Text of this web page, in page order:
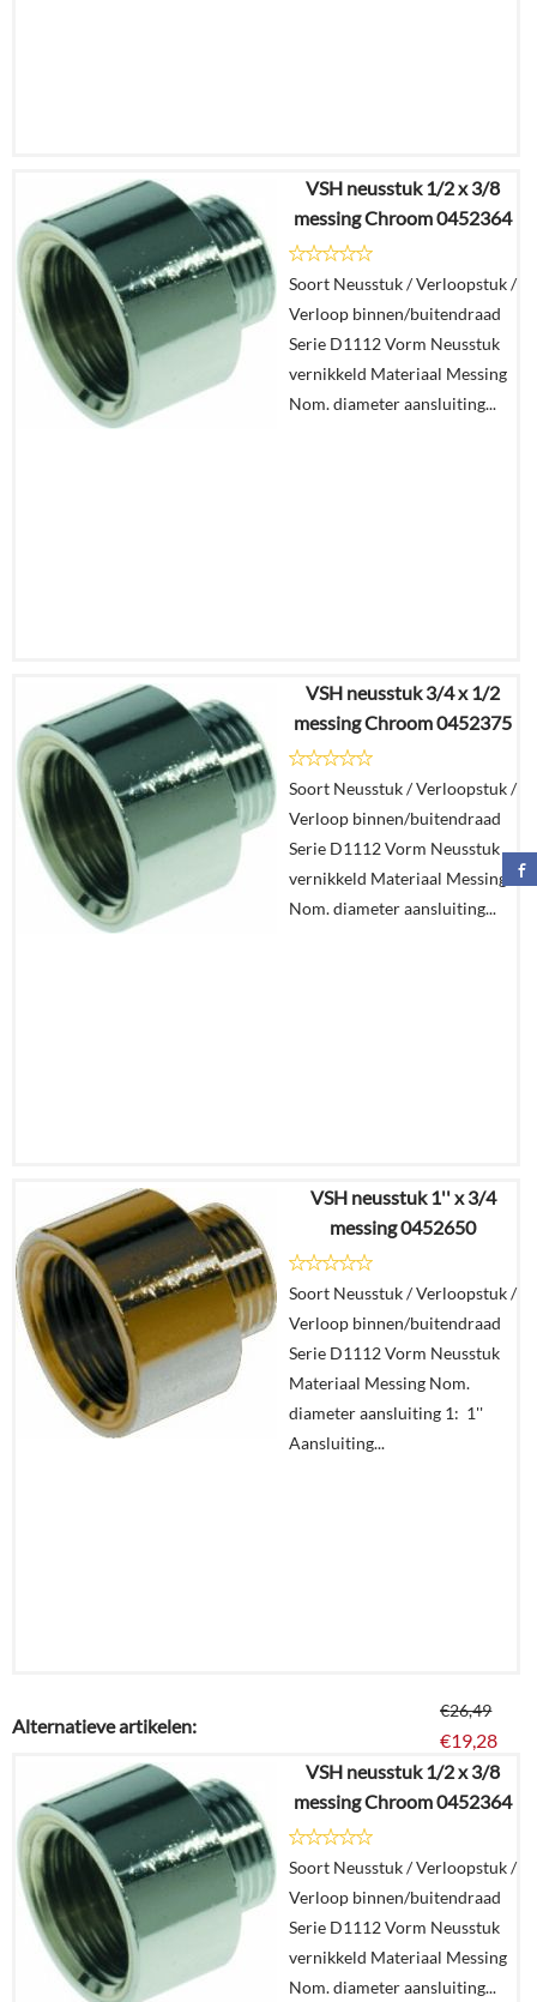
€10,25
€7,46
Details
In
winkelmand
VSH neusstuk 1/2 x 3/8
messing Chroom 0452364
Soort Neusstuk / Verloopstuk /
Verloop binnen/buitendraad
Serie D1112 Vorm Neusstuk
vernikkeld Materiaal Messing
Nom. diameter aansluiting...
€9,39
€6,83
Details
In
winkelmand
VSH neusstuk 3/4 x 1/2
messing Chroom 0452375
Soort Neusstuk / Verloopstuk /
Verloop binnen/buitendraad
Serie D1112 Vorm Neusstuk
vernikkeld Materiaal Messing
Nom. diameter aansluiting...
€ 13,82
€10,06
Details
In
winkelmand
VSH neusstuk 1'' x 3/4
messing 0452650
Soort Neusstuk / Verloopstuk /
Verloop binnen/buitendraad
Serie D1112 Vorm Neusstuk
Materiaal Messing Nom.
diameter aansluiting 1: 1''
Aansluiting...
€26,49
€19,28
Details
In
winkelmand
Alternatieve artikelen:
VSH neusstuk 1/2 x 3/8
messing Chroom 0452364
Soort Neusstuk / Verloopstuk /
Verloop binnen/buitendraad
Serie D1112 Vorm Neusstuk
vernikkeld Materiaal Messing
Nom. diameter aansluiting...